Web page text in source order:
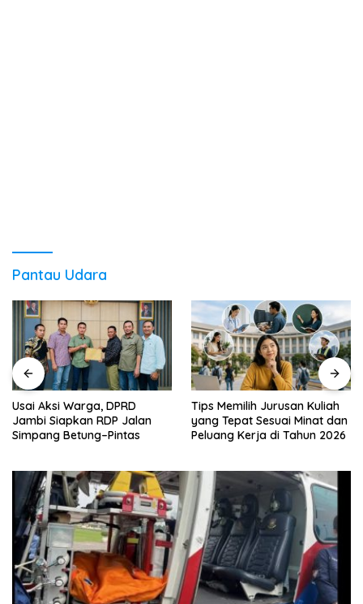
Pantau Udara
Tips Memilih Jurusan Kuliah
yang Tepat Sesuai Minat dan
Peluang Kerja di Tahun 2026
Peluang Bisnis Berbasis
Sektor yang Diprediksi
Tumbuh Paling Cepat